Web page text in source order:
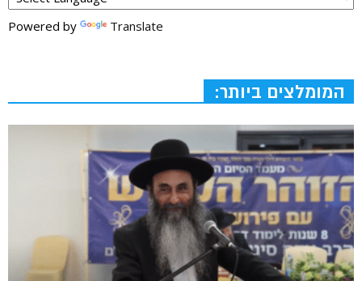
Powered by Translate
המומלצים ביותר: